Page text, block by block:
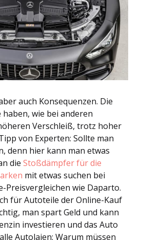
auch Konsequenzen. Die
wie bei anderen
Verschleiß, trotz hoher
von Experten: Sollte man
denn hier kann man etwas
die Stoßdämpfer für die
mit etwas suchen bei
Preisvergleichen wie Daparto.
für Autoteile der Online-Kauf
man spart Geld und kann
investieren und das Auto
Autolaien: Warum müssen